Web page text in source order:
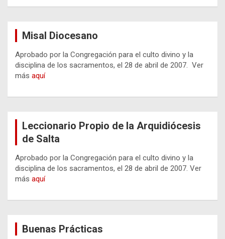
Misal Diocesano
Aprobado por la Congregación para el culto divino y la
disciplina de los sacramentos, el 28 de abril de 2007. Ver
más aquí
Leccionario Propio de la Arquidiócesis
de Salta
Aprobado por la Congregación para el culto divino y la
disciplina de los sacramentos, el 28 de abril de 2007. Ver
más aquí
Buenas Prácticas